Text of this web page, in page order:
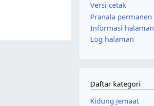
Versi cetak
Pranala permanen
Informasi halaman
Log halaman
Daftar kategori
Kidung Jemaat